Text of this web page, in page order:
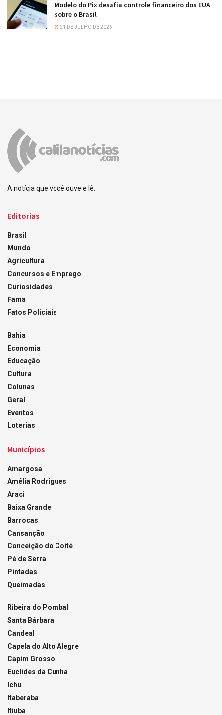
Modelo do Pix desafia controle financeiro dos EUA
sobre o Brasil
21 DE JULHO DE 2026
A notícia que você ouve e lê.
Editorias
Brasil
Mundo
Agricultura
Concursos e Emprego
Curiosidades
Fama
Fatos Policiais
Bahia
Economia
Educação
Cultura
Colunas
Geral
Eventos
Loterias
Municípios
Amargosa
Amélia Rodrigues
Araci
Baixa Grande
Barrocas
Cansanção
Conceição do Coité
Pé de Serra
Pintadas
Queimadas
Ribeira do Pombal
Santa Bárbara
Candeal
Capela do Alto Alegre
Capim Grosso
Euclides da Cunha
Ichu
Itaberaba
Itiuba